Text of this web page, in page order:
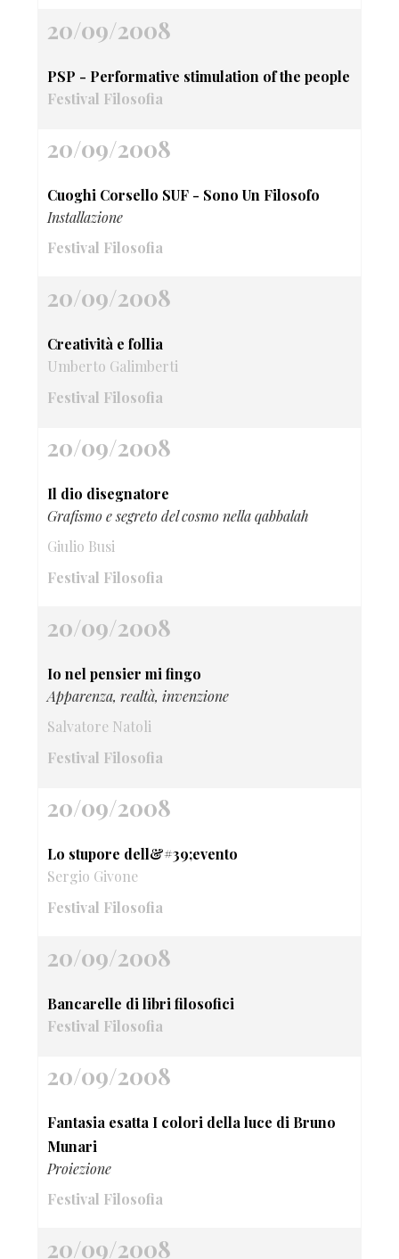
20/09/2008
PSP - Performative stimulation of the people
Festival Filosofia
20/09/2008
Cuoghi Corsello SUF - Sono Un Filosofo
Installazione
Festival Filosofia
20/09/2008
Creatività e follia
Umberto Galimberti
Festival Filosofia
20/09/2008
Il dio disegnatore
Grafismo e segreto del cosmo nella qabbalah
Giulio Busi
Festival Filosofia
20/09/2008
Io nel pensier mi fingo
Apparenza, realtà, invenzione
Salvatore Natoli
Festival Filosofia
20/09/2008
Lo stupore dell&#39;evento
Sergio Givone
Festival Filosofia
20/09/2008
Bancarelle di libri filosofici
Festival Filosofia
20/09/2008
Fantasia esatta I colori della luce di Bruno
Munari
Proiezione
Festival Filosofia
20/09/2008